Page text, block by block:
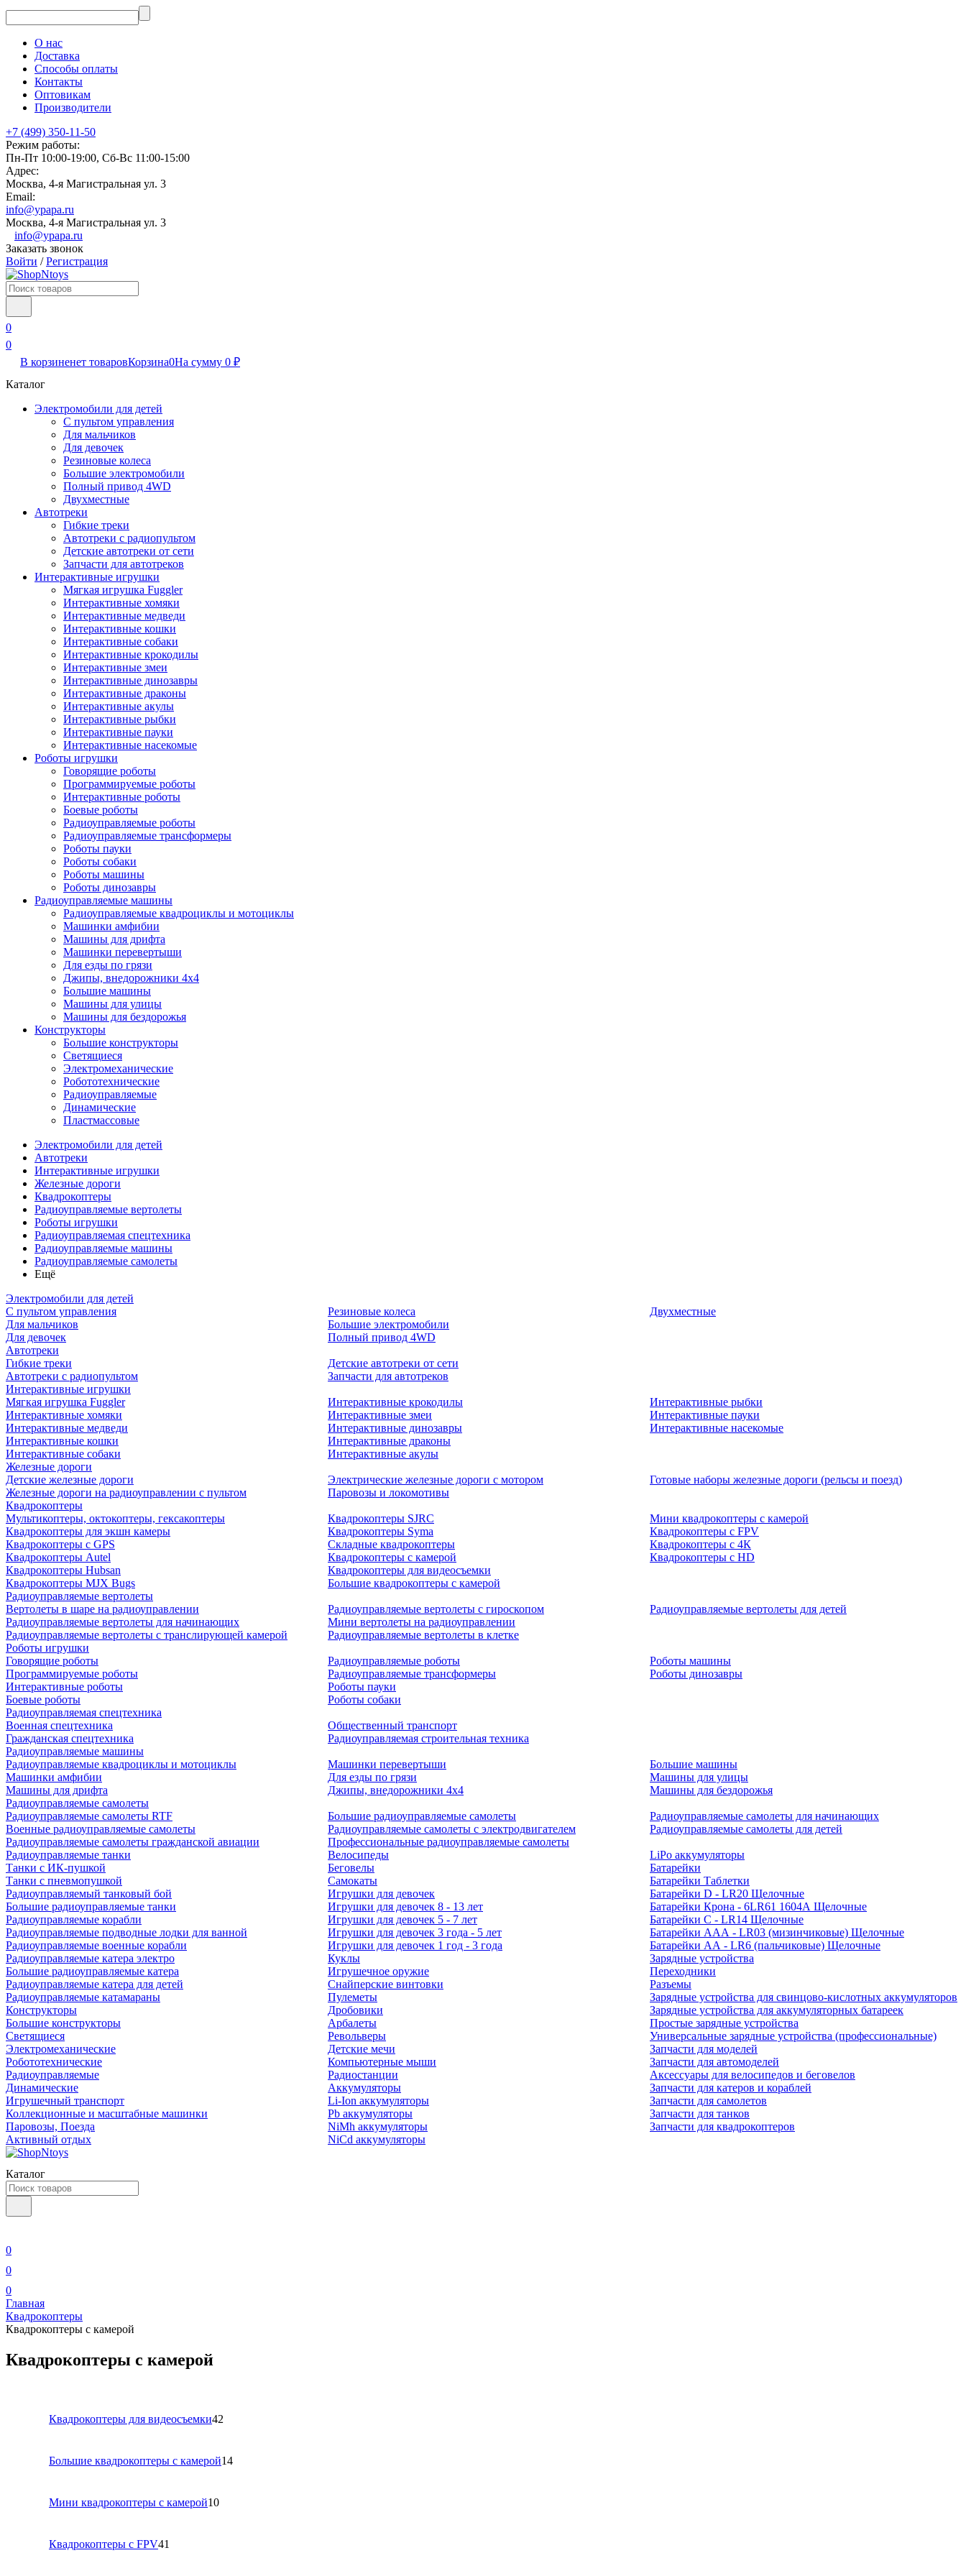
О нас
Доставка
Способы оплаты
Контакты
Оптовикам
Производители
+7 (499) 350-11-50
Режим работы:
Пн-Пт 10:00-19:00, Сб-Вс 11:00-15:00
Адрес:
Москва, 4-я Магистральная ул. 3
Email:
info@ypapa.ru
Москва, 4-я Магистральная ул. 3
info@ypapa.ru
Заказать звонок
Войти /Регистрация
0
0
В корзиненет товаровКорзина0На сумму 0 ₽
Каталог
Электромобили для детей
С пультом управления
Для мальчиков
Для девочек
Резиновые колеса
Большие электромобили
Полный привод 4WD
Двухместные
Автотреки
Гибкие треки
Автотреки с радиопультом
Детские автотреки от сети
Запчасти для автотреков
Интерактивные игрушки
Мягкая игрушка Fuggler
Интерактивные хомяки
Интерактивные медведи
Интерактивные кошки
Интерактивные собаки
Интерактивные крокодилы
Интерактивные змеи
Интерактивные динозавры
Интерактивные драконы
Интерактивные акулы
Интерактивные рыбки
Интерактивные пауки
Интерактивные насекомые
Роботы игрушки
Говорящие роботы
Программируемые роботы
Интерактивные роботы
Боевые роботы
Радиоуправляемые роботы
Радиоуправляемые трансформеры
Роботы пауки
Роботы собаки
Роботы машины
Роботы динозавры
Радиоуправляемые машины
Радиоуправляемые квадроциклы и мотоциклы
Машинки амфибии
Машины для дрифта
Машинки перевертыши
Для езды по грязи
Джипы, внедорожники 4x4
Большие машины
Машины для улицы
Машины для бездорожья
Конструкторы
Большие конструкторы
Светящиеся
Электромеханические
Робототехнические
Радиоуправляемые
Динамические
Пластмассовые
Электромобили для детей
Автотреки
Интерактивные игрушки
Железные дороги
Квадрокоптеры
Радиоуправляемые вертолеты
Роботы игрушки
Радиоуправляемая спецтехника
Радиоуправляемые машины
Радиоуправляемые самолеты
Ещё
Электромобили для детей
С пультом управления
Для мальчиков
Для девочек
Резиновые колеса
Большие электромобили
Полный привод 4WD
Двухместные
Автотреки
Гибкие треки
Автотреки с радиопультом
Детские автотреки от сети
Запчасти для автотреков
Интерактивные игрушки
Мягкая игрушка Fuggler
Интерактивные хомяки
Интерактивные медведи
Интерактивные кошки
Интерактивные собаки
Интерактивные крокодилы
Интерактивные змеи
Интерактивные динозавры
Интерактивные драконы
Интерактивные акулы
Интерактивные рыбки
Интерактивные пауки
Интерактивные насекомые
Железные дороги
Детские железные дороги
Железные дороги на радиоуправлении с пультом
Электрические железные дороги с мотором
Паровозы и локомотивы
Готовые наборы железные дороги (рельсы и поезд)
Квадрокоптеры
Мультикоптеры, октокоптеры, гексакоптеры
Квадрокоптеры для экшн камеры
Квадрокоптеры с GPS
Квадрокоптеры Autel
Квадрокоптеры Hubsan
Квадрокоптеры MJX Bugs
Квадрокоптеры SJRC
Квадрокоптеры Syma
Складные квадрокоптеры
Квадрокоптеры с камерой
Квадрокоптеры для видеосъемки
Большие квадрокоптеры с камерой
Мини квадрокоптеры с камерой
Квадрокоптеры с FPV
Квадрокоптеры с 4К
Квадрокоптеры с HD
Радиоуправляемые вертолеты
Вертолеты в шаре на радиоуправлении
Радиоуправляемые вертолеты для начинающих
Радиоуправляемые вертолеты с транслирующей камерой
Радиоуправляемые вертолеты с гироскопом
Мини вертолеты на радиоуправлении
Радиоуправляемые вертолеты в клетке
Радиоуправляемые вертолеты для детей
Роботы игрушки
Говорящие роботы
Программируемые роботы
Интерактивные роботы
Боевые роботы
Радиоуправляемые роботы
Радиоуправляемые трансформеры
Роботы пауки
Роботы собаки
Роботы машины
Роботы динозавры
Радиоуправляемая спецтехника
Военная спецтехника
Гражданская спецтехника
Общественный транспорт
Радиоуправляемая строительная техника
Радиоуправляемые машины
Радиоуправляемые квадроциклы и мотоциклы
Машинки амфибии
Машины для дрифта
Машинки перевертыши
Для езды по грязи
Джипы, внедорожники 4x4
Большие машины
Машины для улицы
Машины для бездорожья
Радиоуправляемые самолеты
Радиоуправляемые самолеты RTF
Военные радиоуправляемые самолеты
Радиоуправляемые самолеты гражданской авиации
Большие радиоуправляемые самолеты
Радиоуправляемые самолеты с электродвигателем
Профессиональные радиоуправляемые самолеты
Радиоуправляемые самолеты для начинающих
Радиоуправляемые самолеты для детей
Радиоуправляемые танки
Танки с ИК-пушкой
Танки с пневмопушкой
Радиоуправляемый танковый бой
Большие радиоуправляемые танки
Радиоуправляемые корабли
Радиоуправляемые подводные лодки для ванной
Радиоуправляемые военные корабли
Радиоуправляемые катера электро
Большие радиоуправляемые катера
Радиоуправляемые катера для детей
Радиоуправляемые катамараны
Конструкторы
Большие конструкторы
Светящиеся
Электромеханические
Робототехнические
Радиоуправляемые
Динамические
Игрушечный транспорт
Коллекционные и масштабные машинки
Паровозы, Поезда
Активный отдых
Велосипеды
Беговелы
Самокаты
Игрушки для девочек
Игрушки для девочек 8 - 13 лет
Игрушки для девочек 5 - 7 лет
Игрушки для девочек 3 года - 5 лет
Игрушки для девочек 1 год - 3 года
Куклы
Игрушечное оружие
Снайперские винтовки
Пулеметы
Дробовики
Арбалеты
Револьверы
Детские мечи
Компьютерные мыши
Радиостанции
Аккумуляторы
Li-Ion аккумуляторы
Pb аккумуляторы
NiMh аккумуляторы
NiCd аккумуляторы
LiPo аккумуляторы
Батарейки
Батарейки Таблетки
Батарейки D - LR20 Щелочные
Батарейки Крона - 6LR61 1604A Щелочные
Батарейки C - LR14 Щелочные
Батарейки AAA - LR03 (мизинчиковые) Щелочные
Батарейки AA - LR6 (пальчиковые) Щелочные
Зарядные устройства
Переходники
Разъемы
Зарядные устройства для свинцово-кислотных аккумуляторов
Зарядные устройства для аккумуляторных батареек
Простые зарядные устройства
Универсальные зарядные устройства (профессиональные)
Запчасти для моделей
Запчасти для автомоделей
Аксессуары для велосипедов и беговелов
Запчасти для катеров и кораблей
Запчасти для самолетов
Запчасти для танков
Запчасти для квадрокоптеров
Каталог
0
0
0
Главная
Квадрокоптеры
Квадрокоптеры с камерой
Квадрокоптеры с камерой
Квадрокоптеры для видеосъемки42
Большие квадрокоптеры с камерой14
Мини квадрокоптеры с камерой10
Квадрокоптеры с FPV41